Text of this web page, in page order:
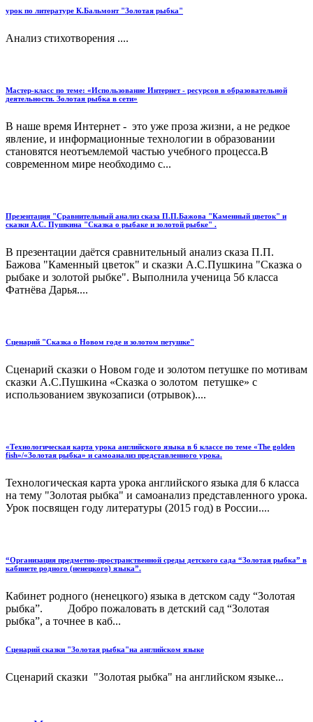
урок по литературе К.Бальмонт "Золотая рыбка"
Анализ стихотворения ....
Мастер-класс по теме: «Использование Интернет - ресурсов в образовательной
деятельности. Золотая рыбка в сети»
В наше время Интернет - это уже проза жизни, а не редкое
явление, и информационные технологии в образовании
становятся неотъемлемой частью учебного процесса.В
современном мире необходимо с...
Презентация "Сравнительный анализ сказа П.П.Бажова "Каменный цветок" и
сказки А.С. Пушкина "Сказка о рыбаке и золотой рыбке" .
В презентации даётся сравнительный анализ сказа П.П.
Бажова "Каменный цветок" и сказки А.С.Пушкина "Сказка о
рыбаке и золотой рыбке". Выполнила ученица 5б класса
Фатнёва Дарья....
Сценарий "Сказка о Новом годе и золотом петушке"
Сценарий сказки о Новом годе и золотом петушке по мотивам
сказки А.С.Пушкина «Сказка о золотом петушке» с
использованием звукозаписи (отрывок)....
«Технологическая карта урока английского языка в 6 классе по теме «The golden
fish»/«Золотая рыбка» и самоанализ представленного урока.
Технологическая карта урока английского языка для 6 класса
на тему "Золотая рыбка" и самоанализ представленного урока.
Урок посвящен году литературы (2015 год) в России....
“Организация предметно-пространственной среды детского сада “Золотая рыбка” в
кабинете родного (ненецкого) языка”.
Кабинет родного (ненецкого) языка в детском саду “Золотая
рыбка”. Добро пожаловать в детский сад “Золотая
рыбка”, а точнее в каб...
Сценарий сказки "Золотая рыбка"на английском языке
Сценарий сказки "Золотая рыбка" на английском языке...